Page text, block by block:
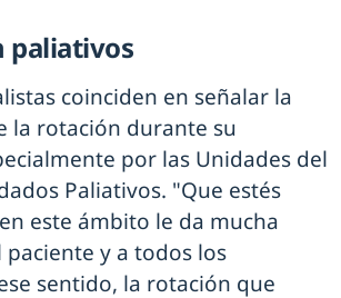
paliativos
coinciden en señalar la
la rotación durante su
por las Unidades del
Paliativos. "Que estés
este ámbito le da mucha
y a todos los
sentido, la rotación que